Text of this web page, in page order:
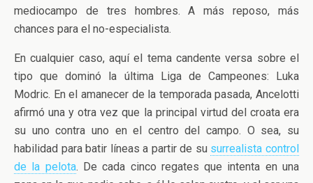
mediocampo de tres hombres. A más reposo, más
chances para el no-especialista.
En cualquier caso, aquí el tema candente versa sobre el
tipo que dominó la última Liga de Campeones: Luka
Modric. En el amanecer de la temporada pasada, Ancelotti
afirmó una y otra vez que la principal virtud del croata era
su uno contra uno en el centro del campo. O sea, su
habilidad para batir líneas a partir de su surrealista control
de la pelota. De cada cinco regates que intenta en una